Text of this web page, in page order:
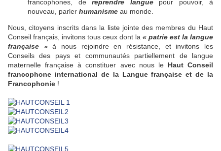
francophones, de reprendre langue
pour pouvoir, à
nouveau, parler humanisme au monde.
Nous, citoyens inscrits dans la liste jointe des membres du Haut
Conseil français, invitons tous ceux dont la « patrie est la langue
française »à nous rejoindre en résistance, et invitons les
Conseils des pays et communautés partiellement de langue
maternelle française à constituer avec nous le Haut Conseil
francophone international de la Langue française et de la
Francophonie !